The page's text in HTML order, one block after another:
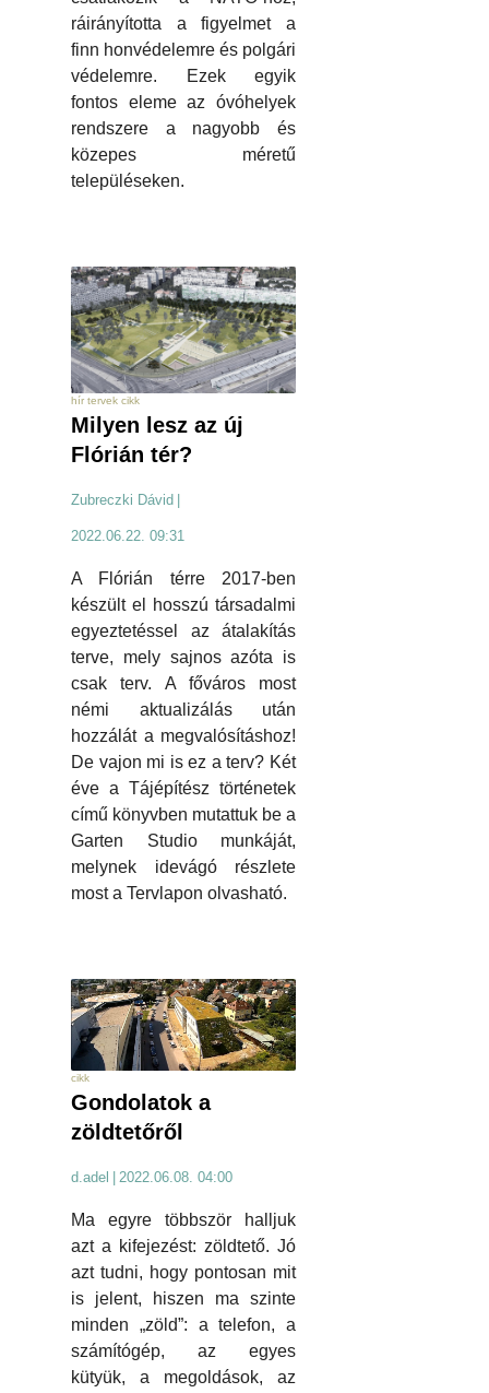
ráirányította a figyelmet a
finn honvédelemre és polgári
védelemre. Ezek egyik
fontos eleme az óvóhelyek
rendszere a nagyobb és
közepes méretű
településeken.
hír tervek cikk
Milyen lesz az új
Flórián tér?
Zubreczki Dávid
2022.06.22. 09:31
A Flórián térre 2017-ben
készült el hosszú társadalmi
egyeztetéssel az átalakítás
terve, mely sajnos azóta is
csak terv. A főváros most
némi aktualizálás után
hozzálát a megvalósításhoz!
De vajon mi is ez a terv? Két
éve a Tájépítész történetek
című könyvben mutattuk be a
Garten Studio munkáját,
melynek idevágó részlete
most a Tervlapon olvasható.
cikk
Gondolatok a
zöldtetőről
d.adel 2022.06.08. 04:00
Ma egyre többször halljuk
azt a kifejezést: zöldtető. Jó
azt tudni, hogy pontosan mit
is jelent, hiszen ma szinte
minden „zöld”: a telefon, a
számítógép, az egyes
kütyük, a megoldások, az